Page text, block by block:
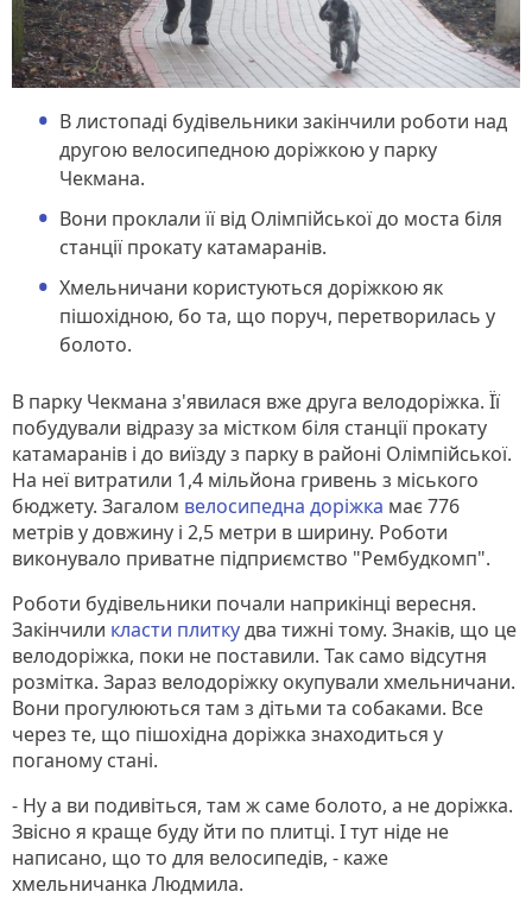
В листопаді будівельники закінчили роботи над
другою велосипедною доріжкою у парку
Чекмана.
Вони проклали її від Олімпійської до моста біля
станції прокату катамаранів.
Хмельничани користуються доріжкою як
пішохідною, бо та, що поруч, перетворилась у
болото.
В парку Чекмана з'явилася вже друга велодоріжка. Її
побудували відразу за містком біля станції прокату
катамаранів і до виїзду з парку в районі Олімпійської.
На неї витратили 1,4 мільйона гривень з міського
бюджету. Загалом велосипедна доріжка має 776
метрів у довжину і 2,5 метри в ширину. Роботи
виконувало приватне підприємство "Рембудкомп".
Роботи будівельники почали наприкінці вересня.
Закінчили класти плиткудва тижні тому. Знаків, що це
велодоріжка, поки не поставили. Так само відсутня
розмітка. Зараз велодоріжку окупували хмельничани.
Вони прогулюються там з дітьми та собаками. Все
через те, що пішохідна доріжка знаходиться у
поганому стані.
- Ну а ви подивіться, там ж саме болото, а не доріжка.
Звісно я краще буду йти по плитці. І тут ніде не
написано, що то для велосипедів, - каже
хмельничанка Людмила.